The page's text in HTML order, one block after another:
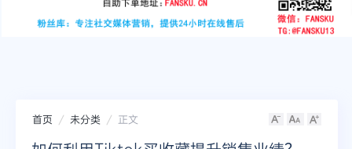
YouTube
Twitter
首页 未分类 正文